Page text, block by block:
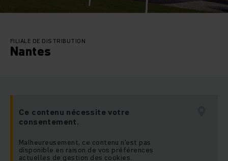
FILIALE DE DISTRIBUTION
Nantes
Ce contenu nécessite votre
consentement.
Malheureusement, ce contenu n'est pas
disponible en raison de vos préférences
actuelles de gestion des cookies.